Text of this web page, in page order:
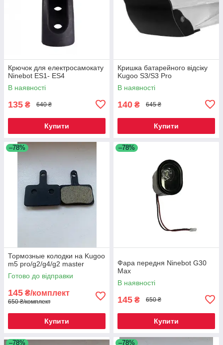
Крючок для електросамокату
Ninebot ES1- ES4
В наявності
135 ₴ 640 ₴
Купити
Кришка батарейного відсіку
Kugoo S3/S3 Pro
В наявності
140 ₴ 645 ₴
Купити
–78%
Тормозные колодки на Kugoo
m5 pro/g2/g4/g2 master
Готово до відправки
145 ₴/комплект
650 ₴/комплект
Купити
–78%
Фара передня Ninebot G30
Max
В наявності
145 ₴ 650 ₴
Купити
–78% –78%